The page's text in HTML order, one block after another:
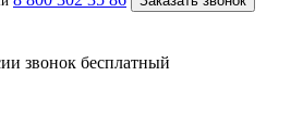
звонок бесплатный